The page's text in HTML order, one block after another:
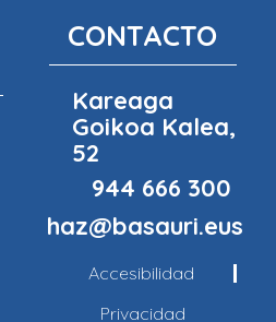
CONTACTO
Kareaga
Goikoa Kalea,
52
944 666 300
haz@basauri.eus
Accesibilidad
Privacidad